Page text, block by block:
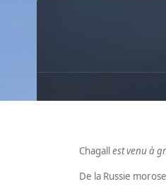
Chagallest venu à
De la Russie morose